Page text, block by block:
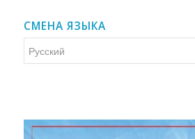
СМЕНА ЯЗЫКА
языка